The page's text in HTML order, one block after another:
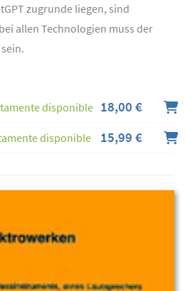
zugrunde liegen, sind
allen Technologien muss der
disponible 18,00 €
disponible 15,99 €